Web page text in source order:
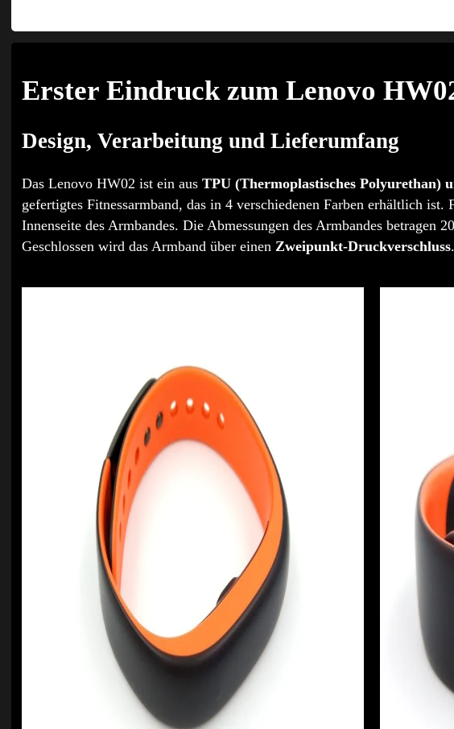
Erster Eindruck zum Lenovo
Design, Verarbeitung und Lieferumfang
Das Lenovo HW02 ist ein aus TPU (Thermoplastisches Polyurethan)
gefertigtes Fitnessarmband, das in 4 verschiedenen Farben erhältlich
Innenseite des Armbandes. Die Abmessungen des Armbandes betragen
Geschlossen wird das Armband über einen Zweipunkt-Druckverschluss.